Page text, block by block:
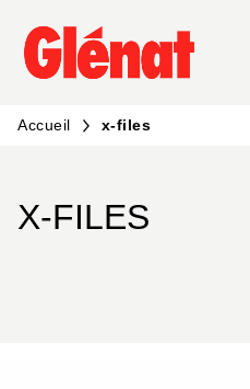
MENU RECHERCHE
PIED DE PAGE
Accueil x-files
X-FILES